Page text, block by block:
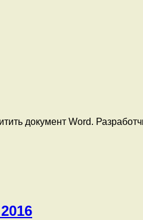
документ Word.